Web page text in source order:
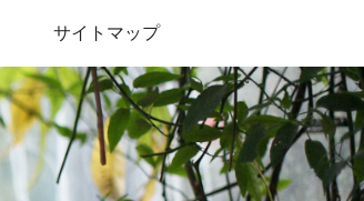
サイトマップ